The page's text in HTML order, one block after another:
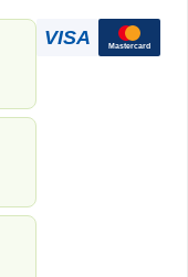
VISA Mastercard